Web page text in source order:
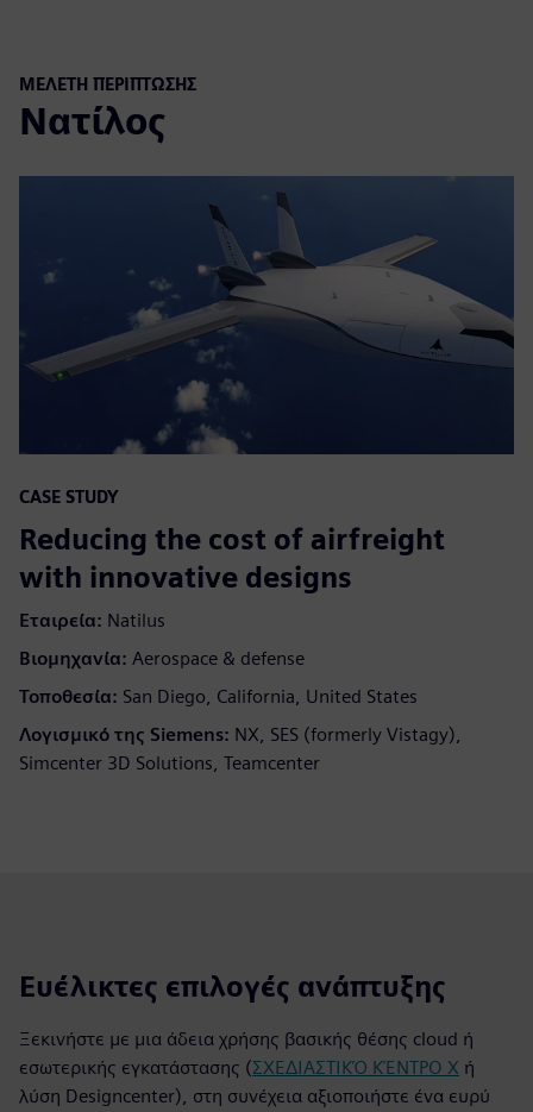
ΜΕΛΈΤΗ ΠΕΡΊΠΤΩΣΗΣ
Νατίλος
CASE STUDY
Reducing the cost of airfreight
with innovative designs
Εταιρεία: Natilus
Βιομηχανία: Aerospace & defense
Τοποθεσία: San Diego, California, United States
Λογισμικό της Siemens: NX, SES (formerly Vistagy),
Simcenter 3D Solutions, Teamcenter
Ευέλικτες επιλογές ανάπτυξης
Ξεκινήστε με μια άδεια χρήσης βασικής θέσης cloud ή
εσωτερικής εγκατάστασης (ΣΧΕΔΙΑΣΤΙΚΌ ΚΈΝΤΡΟ X ή
λύση Designcenter), στη συνέχεια αξιοποιήστε ένα ευρύ